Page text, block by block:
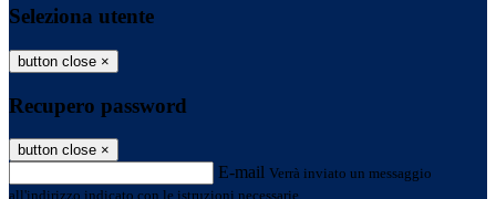
Seleziona utente
button close ×
Recupero password
button close ×
E-mail Verrà inviato un messaggio
all'indirizzo indicato con le istruzioni necessarie.